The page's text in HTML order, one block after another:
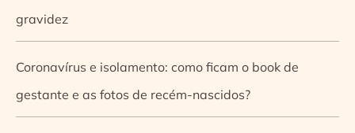
gravidez
Coronavírus e isolamento: como ficam o book de
gestante e as fotos de recém-nascidos?